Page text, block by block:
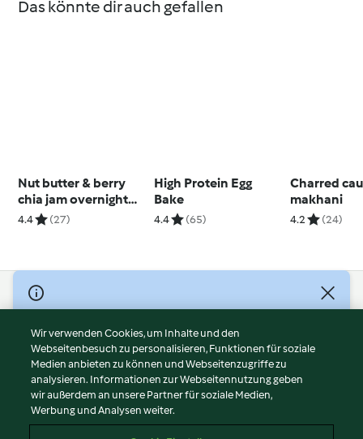
Das könnte dir auch gefallen
Nut butter & berry
chia jam overnight
oats
4.4 (27)
High Protein Egg
Bake
4.4 (65)
Charred
makhani
4.2 (24)
© Copyright 2026
Nutzungsbedingungen
Datenschutzrichtlinien
Disclaimer
Impressum
Cookies
Wir verwenden Cookies, um Inhalte und den
Webseitenbesuch zu personalisieren, Funktionen für soziale
Medien anbieten zu können und Webseitenzugriffe zu
analysieren. Informationen zur Webseitennutzung geben
wir außerdem an unsere Partner für soziale Medien,
Werbung und Analysen weiter.